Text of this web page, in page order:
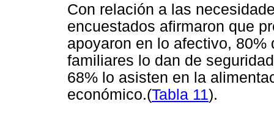
Con relación a las
encuestados afirmaron que
apoyaron en lo afectivo,
familiares lo dan de
68% lo asisten en la
económico.(Tabla 11).